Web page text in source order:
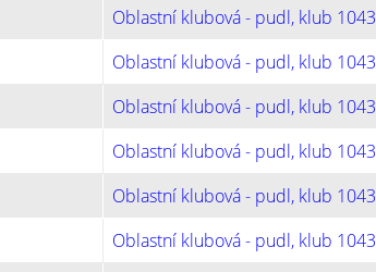
Oblastní klubová - pudl, klub 1043
Oblastní klubová - pudl, klub 1043
Oblastní klubová - pudl, klub 1043
Oblastní klubová - pudl, klub 1043
Oblastní klubová - pudl, klub 1043
Oblastní klubová - pudl, klub 1043